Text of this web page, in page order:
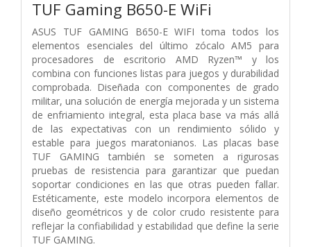
TUF Gaming B650-E WiFi
ASUS TUF GAMING B650-E WIFI toma todos los
elementos esenciales del último zócalo AM5 para
procesadores de escritorio AMD Ryzen™ y los
combina con funciones listas para juegos y durabilidad
comprobada. Diseñada con componentes de grado
militar, una solución de energía mejorada y un sistema
de enfriamiento integral, esta placa base va más allá
de las expectativas con un rendimiento sólido y
estable para juegos maratonianos. Las placas base
TUF GAMING también se someten a rigurosas
pruebas de resistencia para garantizar que puedan
soportar condiciones en las que otras pueden fallar.
Estéticamente, este modelo incorpora elementos de
diseño geométricos y de color crudo resistente para
reflejar la confiabilidad y estabilidad que define la serie
TUF GAMING.